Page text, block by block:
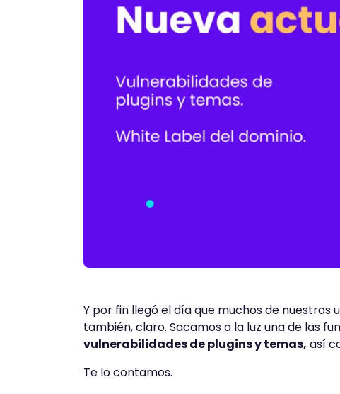
Y por fin llegó el día que muchos de nuestros
también, claro. Sacamos a la luz una de las
vulnerabilidades de plugins y temas, así
Te lo contamos.